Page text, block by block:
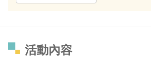
活動內容